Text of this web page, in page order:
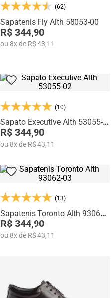
(62)
Sapatenis Fly Alth 58053-00
R$ 344,90
ou 8xde R$ 43,11
(10)
Sapato Executive Alth 53055-
02
R$ 344,90
ou 8xde R$ 43,11
(13)
Sapatenis Toronto Alth 93062-
03
R$ 344,90
ou 8xde R$ 43,11